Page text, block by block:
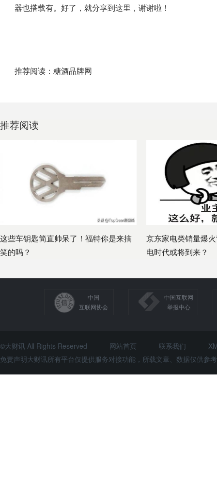
器也搭载有。好了，就分享到这里，谢谢啦！
推荐阅读： 糖酒品牌网
推荐阅读
这些车钥匙简直帅呆了！福特你是来搞
笑的吗？
京东家电类销量爆
电时代或将到来？
中国
互联网协会
中国互联网
举报中心
©大财讯 All Rights Reserved 网站首页 联系我们
免责声明大财讯所有平台仅提供服务对接功能，所载文章、数据仅供